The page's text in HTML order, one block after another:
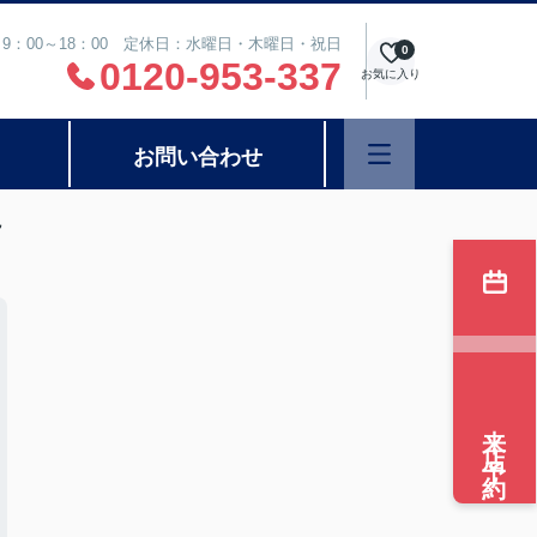
：00～18：00 定休日：水曜日・木曜日・祝日
0120-953-337 お気に入り
0
お問い合わせ
来店予約